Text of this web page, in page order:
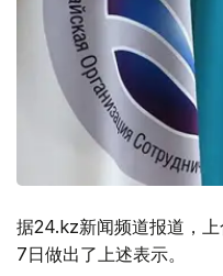
据24.kz新闻频道报道，
7日做出了上述表示。